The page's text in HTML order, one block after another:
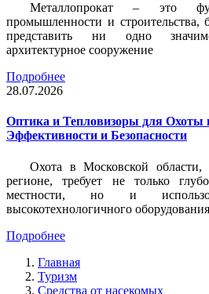
Металлопрокат – это
промышленности и строительства,
представить ни одно
архитектурное сооружение
Подробнее
28.07.2026
Оптика и Тепловизоры для
Эффективности и Безопасности
Охота в Московской
регионе, требует не только
местности, но и
высокотехнологичного оборудования
Подробнее
Главная
Туризм
Средства от насекомых